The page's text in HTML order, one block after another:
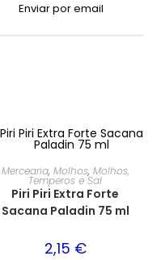
Enviar por email
Mercearia, Molhos, Molhos,
Temperos e Sal
Piri Piri Extra Forte
Sacana Paladin 75 ml
2,15 €